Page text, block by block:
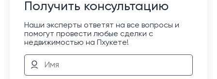
Получить консультацию
Наши эксперты ответят на все вопросы и
помогут провести любые сделки с
недвижимостью на Пхукете!